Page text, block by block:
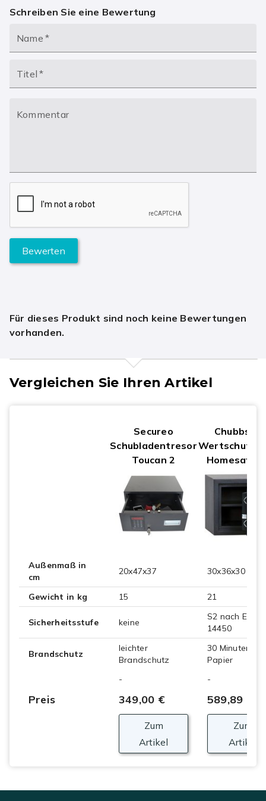
Schreiben Sie eine Bewertung
Name *
Titel *
Kommentar
Bewerten
Für dieses Produkt sind noch keine Bewertungen
vorhanden.
Vergleichen Sie Ihren Artikel
Secureo
Schubladentresor
Toucan 2
Homesafe
Außenmaß in
cm
20x47x37 30x36x30
Gewicht in kg 15 21
Sicherheitsstufe keine
S2 nach EN
14450
Brandschutz
leichter
Brandschutz
30 Minuten
Papier
-
-
Preis 349,00 € 589,89 €
Zum
Artikel
Zum
Artikel